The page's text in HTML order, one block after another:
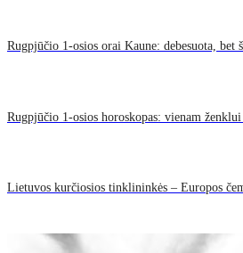
Rugpjūčio 1-osios orai Kaune: debesuota, bet
Rugpjūčio 1-osios horoskopas: vienam
Lietuvos kurčiosios tinklininkės – Europos